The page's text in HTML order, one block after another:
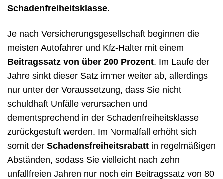
Schadenfreiheitsklasse.
Je nach Versicherungsgesellschaft beginnen die
meisten Autofahrer und Kfz-Halter mit einem
Beitragssatz von über 200 Prozent. Im Laufe der
Jahre sinkt dieser Satz immer weiter ab, allerdings
nur unter der Voraussetzung, dass Sie nicht
schuldhaft Unfälle verursachen und
dementsprechend in der Schadenfreiheitsklasse
zurückgestuft werden. Im Normalfall erhöht sich
somit der Schadensfreiheitsrabatt in regelmäßigen
Abständen, sodass Sie vielleicht nach zehn
unfallfreien Jahren nur noch ein Beitragssatz von 80